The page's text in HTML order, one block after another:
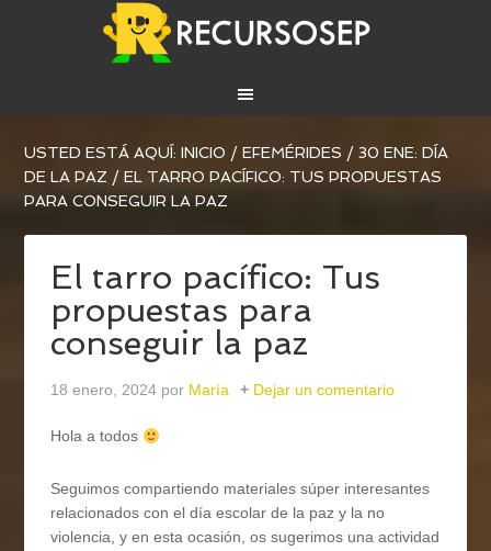
USTED ESTÁ AQUÍ:INICIO / EFEMÉRIDES / 30 ENE: DÍA
DE LA PAZ / EL TARRO PACÍFICO: TUS PROPUESTAS
PARA CONSEGUIR LA PAZ
El tarro pacífico: Tus
propuestas para
conseguir la paz
18 enero, 2024 por María Dejar un comentario
Hola a todos
Seguimos compartiendo materiales súper interesantes
relacionados con el día escolar de la paz y la no
violencia, y en esta ocasión, os sugerimos una actividad